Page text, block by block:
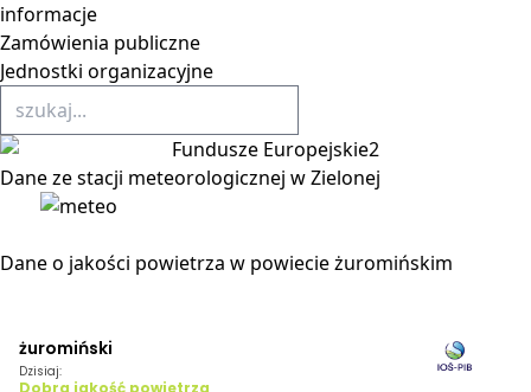
informacje
Zamówienia publiczne
Jednostki organizacyjne
Dane ze stacji meteorologicznej w Zielonej
Dane o jakości powietrza w powiecie żuromińskim